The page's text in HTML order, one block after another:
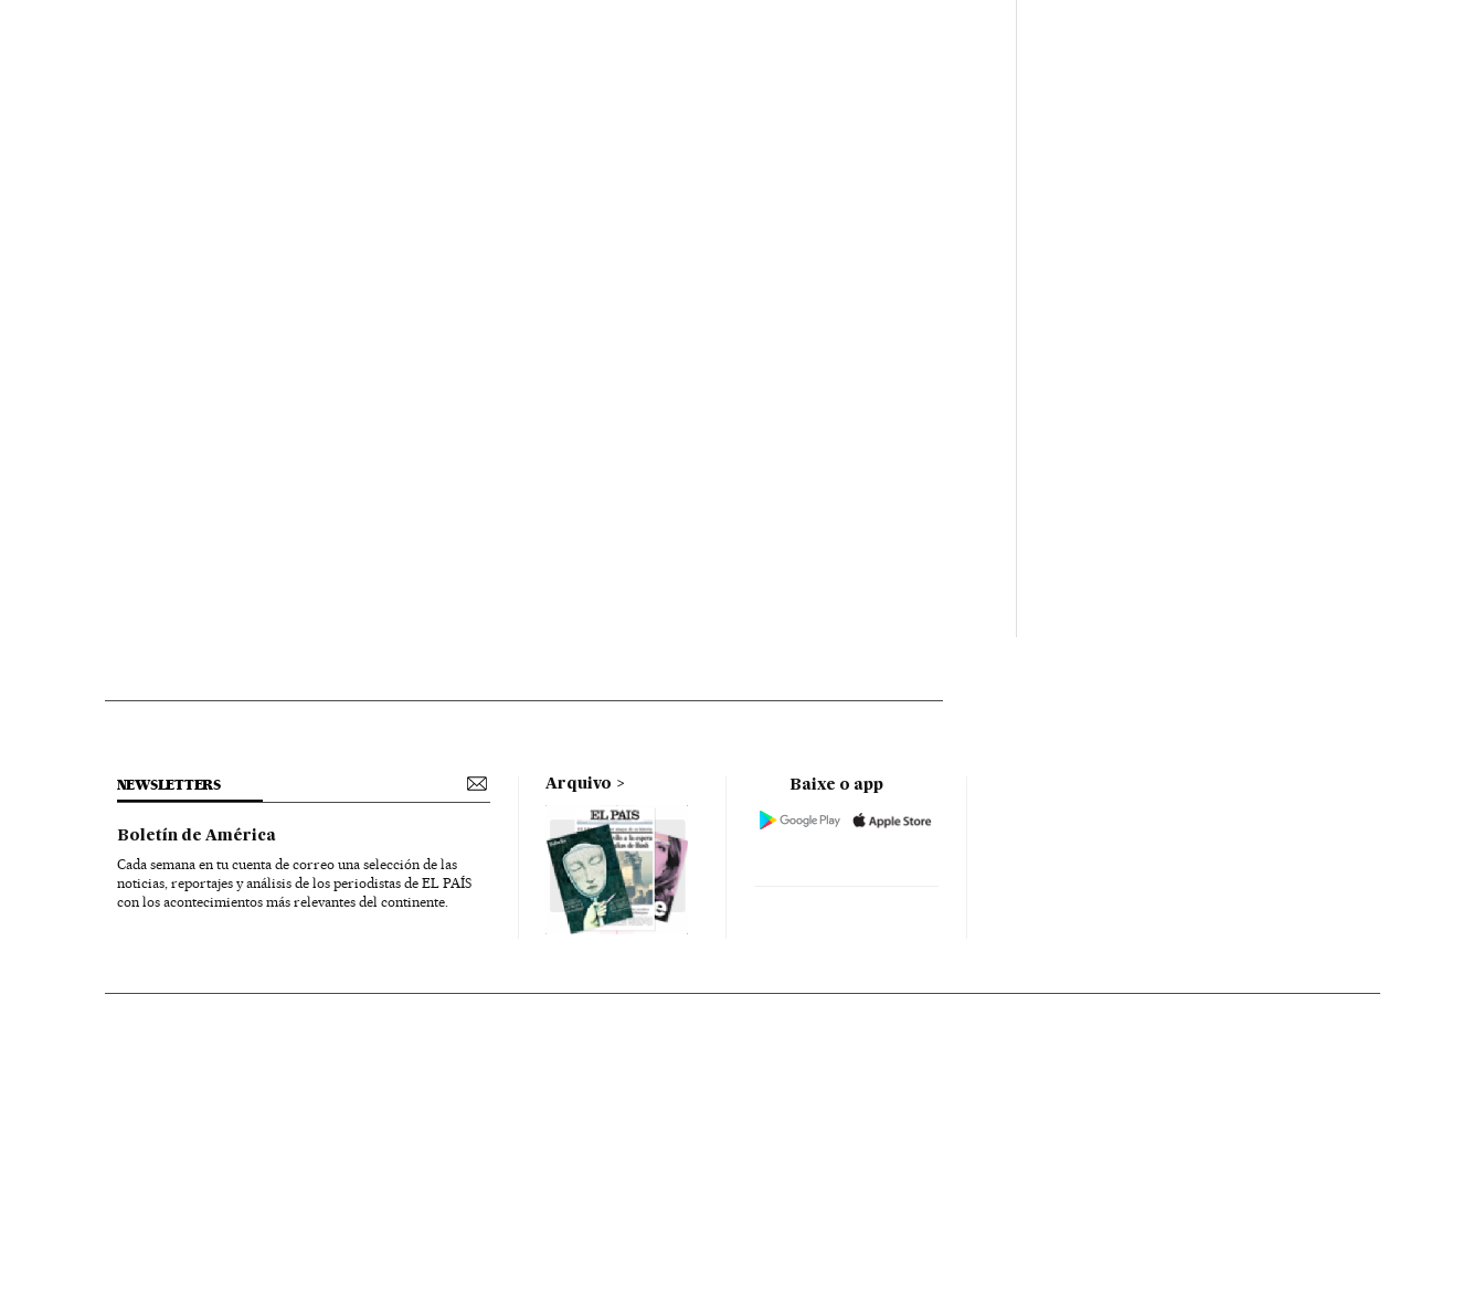
NEWSLETTERS
Boletín de América
Cada semana en tu cuenta de correo una selección de las
noticias, reportajes y análisis de los periodistas de EL PAÍS
con los acontecimientos más relevantes del continente.
Arquivo Baixe o app